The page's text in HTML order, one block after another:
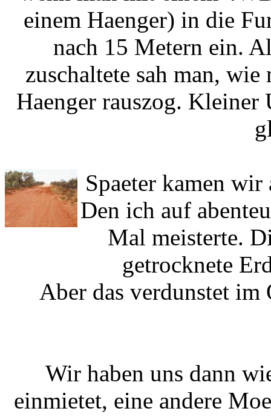
einem Haenger) in die
nach 15 Metern ein.
zuschaltete sah man,
Haenger rauszog.
Spaeter kamen
Den ich auf
Mal meisterte.
getrocknete
Aber das verdunstet im
Wir haben uns dann
einmietet, eine andere